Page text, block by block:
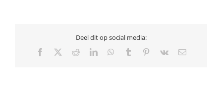
Deel dit op social media:
Facebook RedditLinkedInWhatsApp
Tumblr Pinterest
Vk
E-